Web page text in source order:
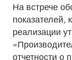
На встрече
показателей,
реализации
отчетности о